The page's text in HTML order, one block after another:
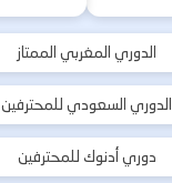
الدوري المغربي الممتاز
الدوري السعودي للمحترفين
دوري أدنوك للمحترفين